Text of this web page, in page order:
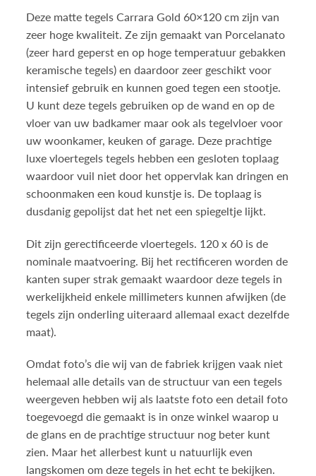
Deze matte tegels Carrara Gold 60×120 cm zijn van
zeer hoge kwaliteit. Ze zijn gemaakt van Porcelanato
(zeer hard geperst en op hoge temperatuur gebakken
keramische tegels) en daardoor zeer geschikt voor
intensief gebruik en kunnen goed tegen een stootje.
U kunt deze tegels gebruiken op de wand en op de
vloer van uw badkamer maar ook als tegelvloer voor
uw woonkamer, keuken of garage. Deze prachtige
luxe vloertegels tegels hebben een gesloten toplaag
waardoor vuil niet door het oppervlak kan dringen en
schoonmaken een koud kunstje is. De toplaag is
dusdanig gepolijst dat het net een spiegeltje lijkt.
Dit zijn gerectificeerde vloertegels. 120 x 60 is de
nominale maatvoering. Bij het rectificeren worden de
kanten super strak gemaakt waardoor deze tegels in
werkelijkheid enkele millimeters kunnen afwijken (de
tegels zijn onderling uiteraard allemaal exact dezelfde
maat).
Omdat foto’s die wij van de fabriek krijgen vaak niet
helemaal alle details van de structuur van een tegels
weergeven hebben wij als laatste foto een detail foto
toegevoegd die gemaakt is in onze winkel waarop u
de glans en de prachtige structuur nog beter kunt
zien. Maar het allerbest kunt u natuurlijk even
langskomen om deze tegels in het echt te bekijken.